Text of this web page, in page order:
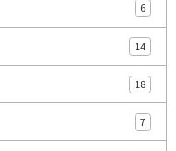
6
14
18
7